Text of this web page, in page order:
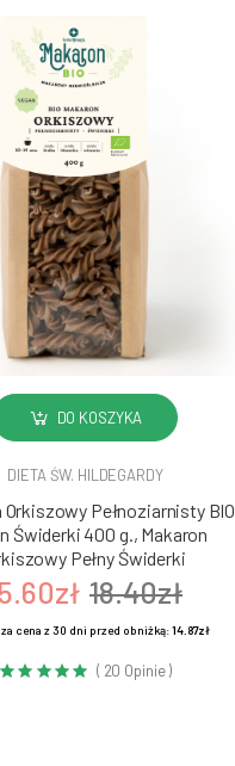
DO KOSZYKA
DIETA ŚW. HILDEGARDY
Orkiszowy Pełnoziarnisty BIO
Świderki 400 g., Makaron
Pełny Świderki
18.40zł
cena z 30 dni przed obniżką:14.87zł
( 20 Opinie )